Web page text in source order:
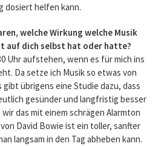
dosiert helfen kann.
welche Wirkung welche Musik
auf dich selbst hat oder hatte?
Uhr aufstehen, wenn es für mich ins
Da setze ich Musik so etwas von
gibt übrigens eine Studie dazu, dass
gesünder und langfristig besser
das mit einem schrägen Alarmton
David Bowie ist ein toller, sanfter
langsam in den Tag abheben kann.